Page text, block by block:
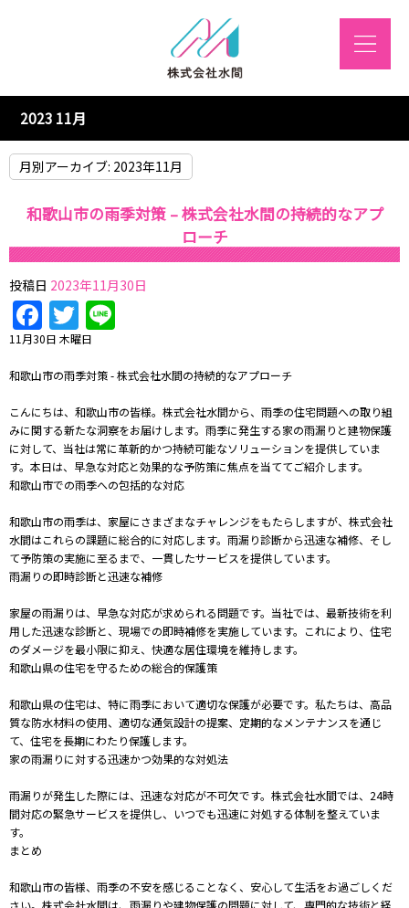
2023 11月
月別アーカイブ: 2023年11月
和歌山市の雨季対策 – 株式会社水間の持続的なアプ
ローチ
投稿日 2023年11月30日
Facebook
Twitter
11月30日 木曜日
和歌山市の雨季対策 - 株式会社水間の持続的なアプローチ
こんにちは、和歌山市の皆様。株式会社水間から、雨季の住宅問題への取り組
みに関する新たな洞察をお届けします。雨季に発生する家の雨漏りと建物保護
に対して、当社は常に革新的かつ持続可能なソリューションを提供していま
す。本日は、早急な対応と効果的な予防策に焦点を当ててご紹介します。
和歌山市での雨季への包括的な対応
和歌山市の雨季は、家屋にさまざまなチャレンジをもたらしますが、株式会社
水間はこれらの課題に総合的に対応します。雨漏り診断から迅速な補修、そし
て予防策の実施に至るまで、一貫したサービスを提供しています。
雨漏りの即時診断と迅速な補修
家屋の雨漏りは、早急な対応が求められる問題です。当社では、最新技術を利
用した迅速な診断と、現場での即時補修を実施しています。これにより、住宅
のダメージを最小限に抑え、快適な居住環境を維持します。
和歌山県の住宅を守るための総合的保護策
和歌山県の住宅は、特に雨季において適切な保護が必要です。私たちは、高品
質な防水材料の使用、適切な通気設計の提案、定期的なメンテナンスを通じ
て、住宅を長期にわたり保護します。
家の雨漏りに対する迅速かつ効果的な対処法
雨漏りが発生した際には、迅速な対応が不可欠です。株式会社水間では、24時
間対応の緊急サービスを提供し、いつでも迅速に対処する体制を整えていま
す。
まとめ
和歌山市の皆様、雨季の不安を感じることなく、安心して生活をお過ごしくだ
さい。株式会社水間は、雨漏りや建物保護の問題に対して、専門的な技術と経